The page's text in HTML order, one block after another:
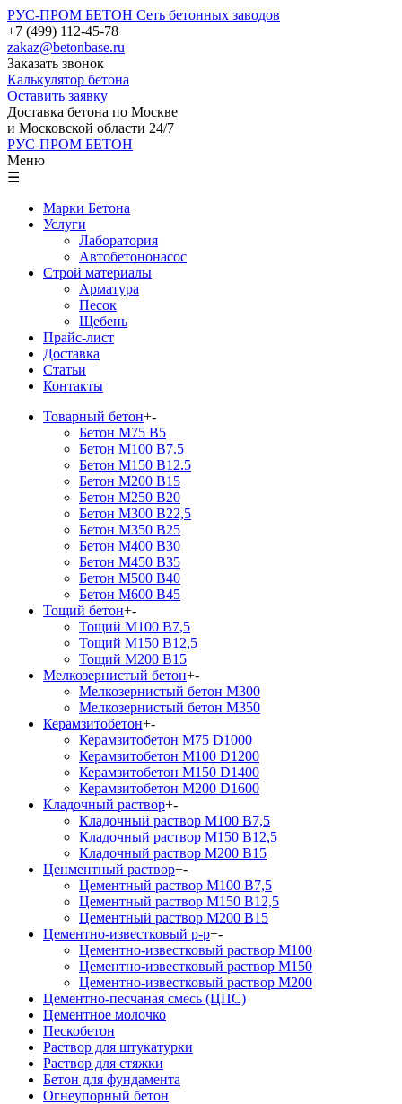
РУС-ПРОМ БЕТОН Сеть бетонных заводов
+7 (499) 112-45-78
zakaz@betonbase.ru
Заказать звонок
Калькулятор бетона
Оставить заявку
Доставка бетона по Москве
и Московской области 24/7
РУС-ПРОМ БЕТОН
Меню
☰
Марки Бетона
Услуги
Лаборатория
Автобетононасос
Строй материалы
Арматура
Песок
Щебень
Прайс-лист
Доставка
Статьи
Контакты
Товарный бетон+-
Бетон М75 В5
Бетон М100 В7.5
Бетон М150 В12.5
Бетон М200 В15
Бетон М250 В20
Бетон М300 В22,5
Бетон М350 В25
Бетон М400 В30
Бетон М450 В35
Бетон М500 В40
Бетон М600 В45
Тощий бетон+-
Тощий М100 В7,5
Тощий М150 В12,5
Тощий М200 В15
Мелкозернистый бетон+-
Мелкозернистый бетон М300
Мелкозернистый бетон М350
Керамзитобетон+-
Керамзитобетон М75 D1000
Керамзитобетон М100 D1200
Керамзитобетон М150 D1400
Керамзитобетон М200 D1600
Кладочный раствор+-
Кладочный раствор М100 В7,5
Кладочный раствор М150 В12,5
Кладочный раствор М200 В15
Ценментный раствор+-
Цементный раствор М100 B7,5
Цементный раствор М150 B12,5
Цементный раствор М200 B15
Цементно-известковый р-р+-
Цементно-известковый раствор М100
Цементно-известковый раствор М150
Цементно-известковый раствор М200
Цементно-песчаная смесь (ЦПС)
Цементное молочко
Пескобетон
Раствор для штукатурки
Раствор для стяжки
Бетон для фундамента
Огнеупорный бетон